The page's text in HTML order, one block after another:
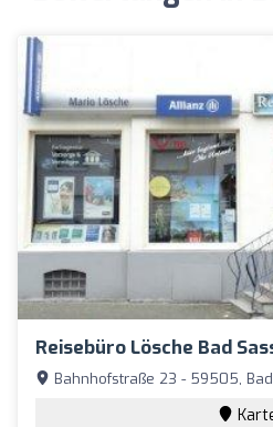
Reisebüro Lösche Bad
Bahnhofstraße 23 - 59505,